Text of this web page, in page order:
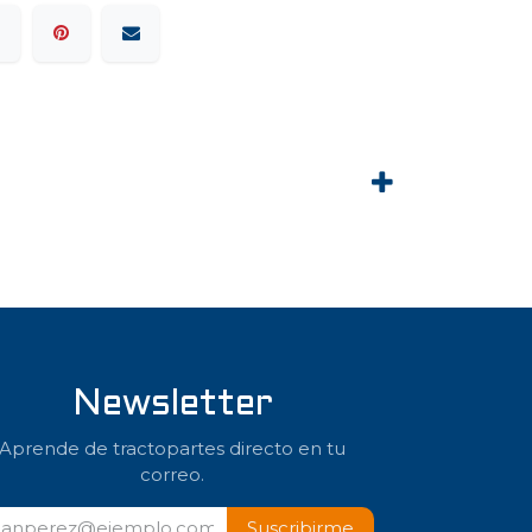
Newsletter
Aprende de tractopartes directo en tu
correo.